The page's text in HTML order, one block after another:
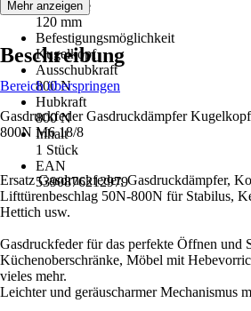
Hublänge
120 mm
Befestigungsmöglichkeit
Kugelkopf
Ausschubkraft
800 N
Hubkraft
800 N
Inhalt
1 Stück
EAN
5390876212979
Mehr anzeigen
Beschreibung
Bereich überspringen
Gasdruckfeder Gasdruckdämpfer
800N M6 18/8
Ersatz Gasdruckfeder, Gasdruckdämpfer,
Lifttürenbeschlag 50N-800N für Stabilus,
Hettich usw.
Gasdruckfeder für das perfekte Öffnen und
Küchenoberschränke, Möbel mit
vieles mehr.
Leichter und geräuscharmer Mechanismus